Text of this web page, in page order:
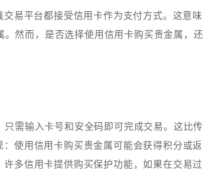
易平台都接受信用卡作为支付方式。这意味
然而，是否选择使用信用卡购买贵金属，还
需输入卡号和安全码即可完成交易。这比传
使用信用卡购买贵金属可能会获得积分或返
多信用卡提供购买保护功能，如果在交易过